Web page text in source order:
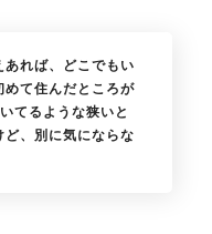
あれば、どこでもい
めて住んだところが
てるような狭いと
ど、別に気にならな